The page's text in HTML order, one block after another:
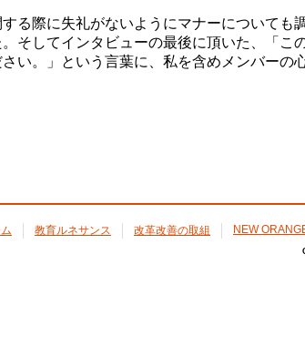
る際に失礼がないようにマナーについて
そしてインタビューの最後に頂いた、「
。」という言葉に、私を含めメンバーの
教育ルネサンス 改革改善の取組 NEW